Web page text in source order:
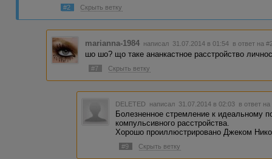
#2 Скрыть ветку
marianna-1984 написал 31.07.2014 в 01:54 в ответ на
шо шо? що таке ананкастное расстройство
#7 Скрыть ветку
DELETED написал 31.07.2014 в 02:03 в ответ на
Болезненное стремление к идеальному
компульсивного расстройства.
Хорошо проиллюстрировано Джеком
#9 Скрыть ветку